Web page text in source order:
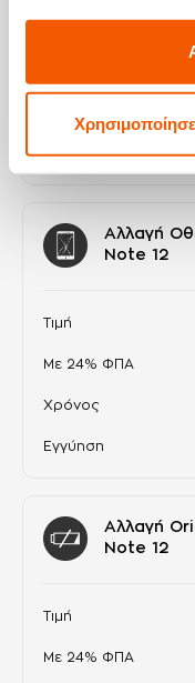
Εγγύηση
Αλλαγή
Note 12
Τιμή
Με 24% ΦΠΑ
Χρόνος
Εγγύηση
Αλλαγή
Note 12
Τιμή
Με 24% ΦΠΑ